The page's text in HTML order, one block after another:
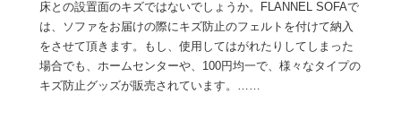
床との設置面のキズではないでしょうか。FLANNEL SOFAで
は、ソファをお届けの際にキズ防止のフェルトを付けて納入
をさせて頂きます。もし、使用してはがれたりしてしまった
場合でも、ホームセンターや、100円均一で、様々なタイプの
キズ防止グッズが販売されています。……